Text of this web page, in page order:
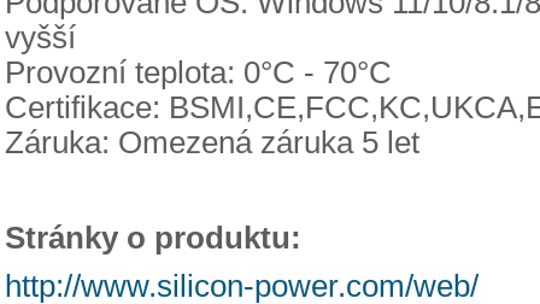
vyšší
Provozní teplota: 0°C - 70°C
Certifikace:
Záruka: Omezená záruka 5 let
Stránky o produktu:
http://www.silicon-power.com/web/